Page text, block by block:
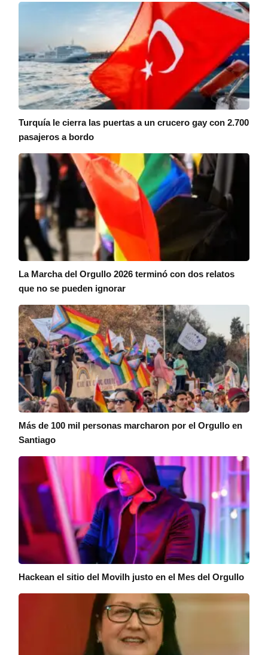
Turquía le cierra las puertas a un crucero gay con 2.700
pasajeros a bordo
La Marcha del Orgullo 2026 terminó con dos relatos
que no se pueden ignorar
Más de 100 mil personas marcharon por el Orgullo en
Santiago
Hackean el sitio del Movilh justo en el Mes del Orgullo